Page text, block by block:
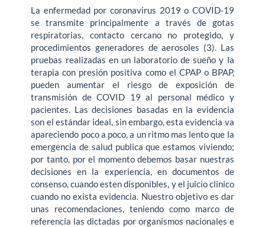
La enfermedad por coronavirus 2019 o COVID-19
se transmite principalmente a través de gotas
respiratorias, contacto cercano no protegido, y
procedimientos generadores de aerosoles (3). Las
pruebas realizadas en un laboratorio de sueño y la
terapia con presión positiva como el CPAP o BPAP,
pueden aumentar el riesgo de exposición de
transmisión de COVID 19 al personal médico y
pacientes. Las decisiones basadas en la evidencia
son el estándar ideal, sin embargo, esta evidencia va
apareciendo poco a poco, a un ritmo mas lento que la
emergencia de salud publica que estamos viviendo;
por tanto, por el momento debemos basar nuestras
decisiones en la experiencia, en documentos de
consenso, cuando esten disponibles, y el juicio clinico
cuando no exista evidencia. Nuestro objetivo es dar
unas recomendaciones, teniendo como marco de
referencia las dictadas por organismos nacionales e